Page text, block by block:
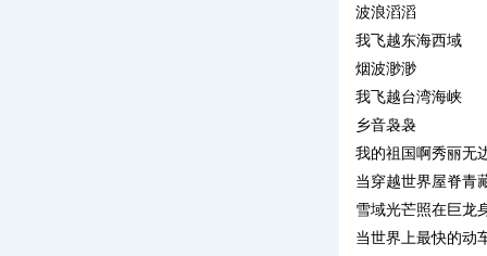
波浪滔滔
我飞越东海西域
烟波渺渺
我飞越台湾海峡
乡音袅袅
我的祖国啊秀丽无
当穿越世界屋脊青
雪域光芒照在巨龙
当世界上最快的动